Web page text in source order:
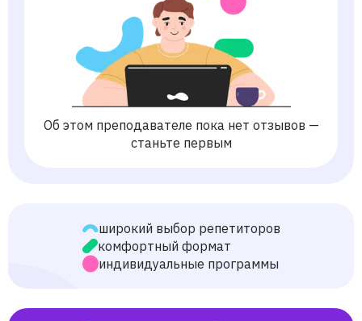
Об этом преподавателе пока нет отзывов —
станьте первым
широкий выбор репетиторов
комфортный формат
индивидуальные программы